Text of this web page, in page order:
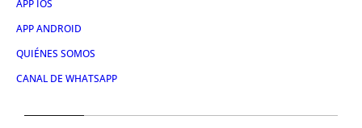
APP IOS
APP ANDROID
QUIÉNES SOMOS
CANAL DE WHATSAPP